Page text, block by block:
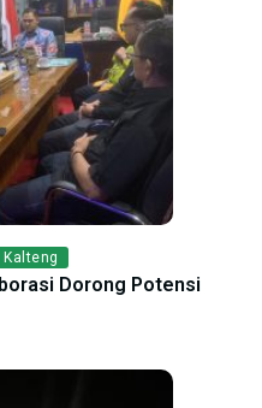
Kalteng
Dorong Potensi